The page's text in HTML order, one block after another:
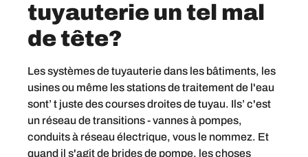
tuyauterie un tel mal
de tête?
Les systèmes de tuyauterie dans les bâtiments, les
usines ou même les stations de traitement de l'eau
sont’ t juste des courses droites de tuyau. Ils’ c'est
un réseau de transitions - vannes à pompes,
conduits à réseau électrique, vous le nommez. Et
quand il s'agit de brides de pompe, les choses